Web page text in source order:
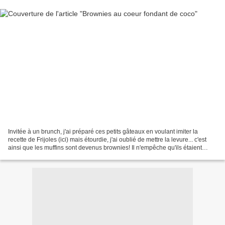
Invitée à un brunch, j'ai préparé ces petits gâteaux en voulant imiter la
recette de Frijoles (ici) mais étourdie, j'ai oublié de mettre la levure... c'est
ainsi que les muffins sont devenus brownies! Il n'empêche qu'ils étaient